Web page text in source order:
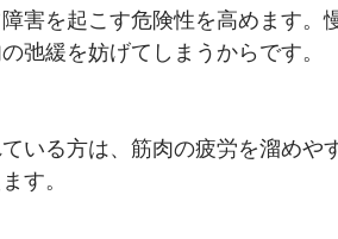
害を起こす危険性を高めます。
弛緩を妨げてしまうからです。
いる方は、筋肉の疲労を溜めや
す。